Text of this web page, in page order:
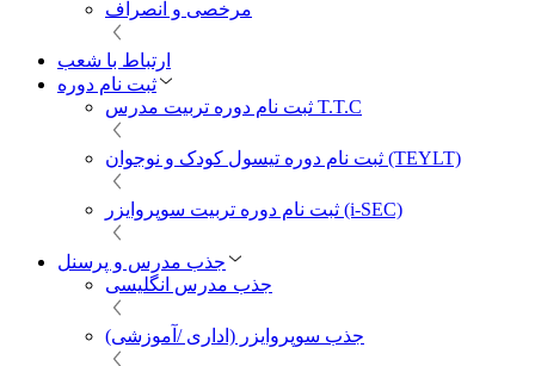
مرخصی و انصراف
ارتباط با شعب
ثبت نام دوره
ثبت نام دوره تربیت مدرس T.T.C
ثبت نام دوره تیسول کودک و نوجوان (TEYLT)
ثبت نام دوره تربیت سوپروایزر (i-SEC)
جذب مدرس و پرسنل
جذب مدرس انگلیسی
جذب سوپروایزر (اداری /آموزشی)